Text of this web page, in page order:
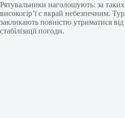
Рятувальники наголошують: за
високогір’ї є вкрай небезпечним.
закликають повністю утриматися
стабілізації погоди.